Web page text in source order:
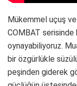
Mükemmel uçuş
COMBAT serisinde
oynayabiliyoruz.
bir özgürlükle
peşinden giderek